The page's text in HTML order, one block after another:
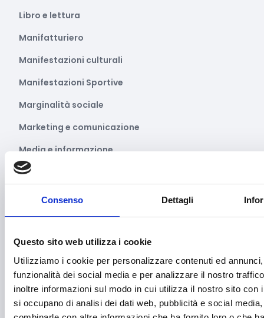
Consenso Dettagli
Questo sito web utilizza i cookie
Utilizziamo i cookie per personalizzare contenuti ed
funzionalità dei social media e per analizzare il nostro
inoltre informazioni sul modo in cui utilizza il nostro sito con
si occupano di analisi dei dati web, pubblicità e social
Libro e lettura
Manifatturiero
Manifestazioni culturali
Manifestazioni Sportive
Marginalità sociale
Marketing e comunicazione
Media e informazione
Migrazione e sviluppo
Mobile e arredo
Mobilità sostenibile
Musica
Parità di genere
Pesca e acquacoltura
Ricerca Scientifica